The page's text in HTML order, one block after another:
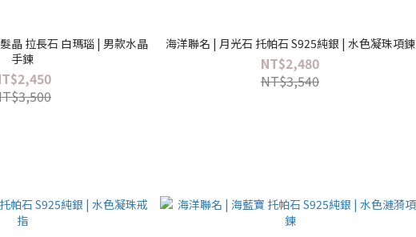
晶 拉長石 白瑪瑙 | 男款水晶
手鍊
海洋聯名 | 月光石 托帕石 S925純銀 | 水色凝珠項鍊
NT$2,480
NT$3,540